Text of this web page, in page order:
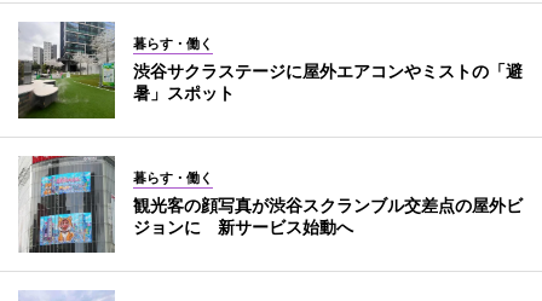
暮らす・働く
渋谷サクラステージに屋外エアコンやミストの「避
暑」スポット
暮らす・働く
観光客の顔写真が渋谷スクランブル交差点の屋外ビ
ジョンに 新サービス始動へ